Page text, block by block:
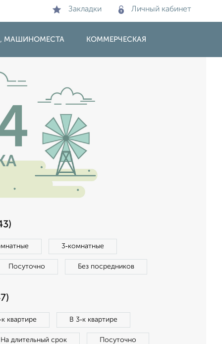
Закладки Личный кабинет
МАШИНОМЕСТА КОММЕРЧЕСКАЯ
3‑комнатные
Посуточно Без посредников
квартире В 3‑к квартире
На длительный срок Посуточно